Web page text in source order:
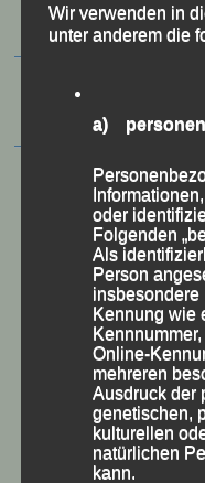
50
Wir verwenden in
unter anderem die
a)
oder
Folgenden
Als
Person
insbesondere
Kennung wie
Online-
mehreren
Ausdruck der
genetischen,
kulturellen
natürlichen
kann.